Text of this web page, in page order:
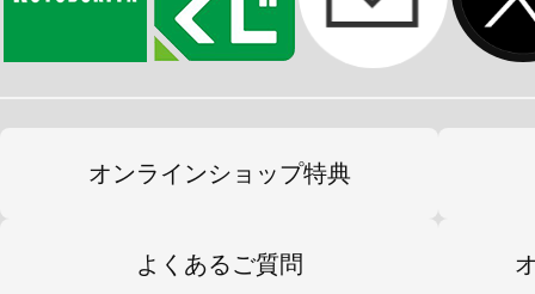
オンラインショップ特典
よくあるご質問